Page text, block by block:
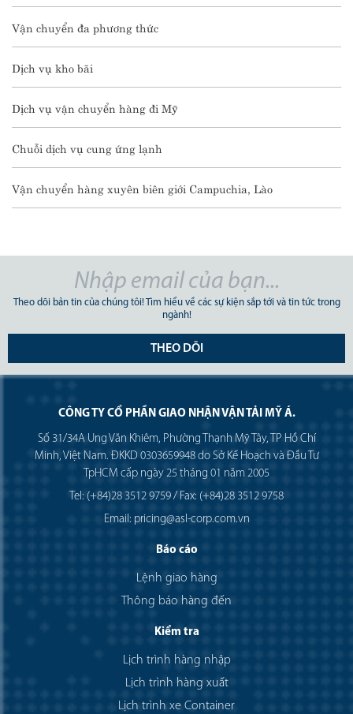
Vận chuyển đa phương thức
Dịch vụ kho bãi
Dịch vụ vận chuyển hàng đi Mỹ
Chuỗi dịch vụ cung ứng lạnh
Vận chuyển hàng xuyên biên giới Campuchia, Lào
Theo dõi bản tin của chúng tôi! Tìm hiểu về các sự kiện sắp tới và tin tức trong
ngành!
THEO DÕI
CÔNG TY CỔ PHẦN GIAO NHẬN VẬN TẢI MỸ Á.
Số 31/34A Ung Văn Khiêm, Phường Thạnh Mỹ Tây, TP Hồ Chí
Minh, Việt Nam. ĐKKD 0303659948 do Sở Kế Hoạch và Đầu Tư
TpHCM cấp ngày 25 tháng 01 năm 2005
Tel: (+84)28 3512 9759 / Fax: (+84)28 3512 9758
Email: pricing@asl-corp.com.vn
Báo cáo
Lệnh giao hàng
Thông báo hàng đến
Kiểm tra
Lịch trình hàng nhập
Lịch trình hàng xuất
Lịch trình xe Container